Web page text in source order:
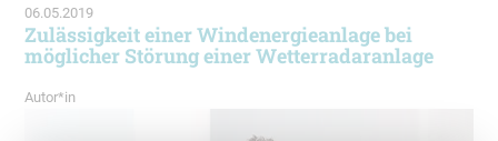
06.05.2019
Zulässigkeit einer Windenergieanlage bei
möglicher Störung einer Wetterradaranlage
Autor*in